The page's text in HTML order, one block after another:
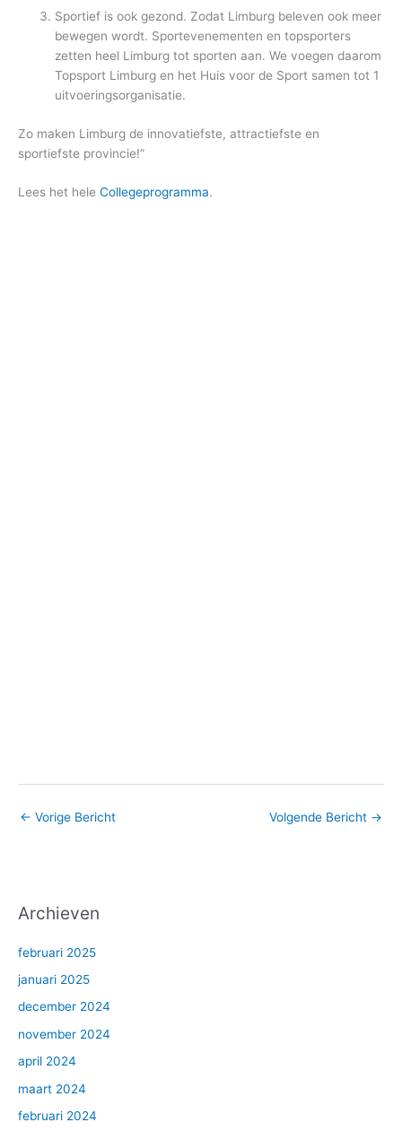
Sportief is ook gezond. Zodat Limburg beleven ook meer
bewegen wordt. Sportevenementen en topsporters
zetten heel Limburg tot sporten aan. We voegen daarom
Topsport Limburg en het Huis voor de Sport samen tot 1
uitvoeringsorganisatie.
Zo maken Limburg de innovatiefste, attractiefste en
sportiefste provincie!”
Lees het hele Collegeprogramma.
← Vorige Bericht Volgende Bericht →
Archieven
februari 2025
januari 2025
december 2024
november 2024
april 2024
maart 2024
februari 2024